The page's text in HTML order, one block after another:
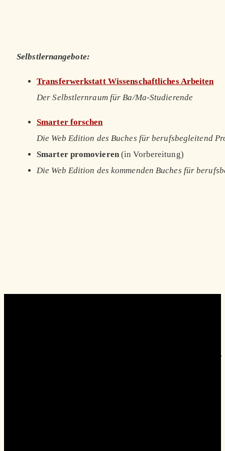
Selbstlernangebote:
Transferwerkstatt Wissenschaftliches Arbeiten
Der Selbstlernraum für Ba/Ma-Studierende
Smarter forschen
Die Web Edition des Buches für berufsbegleitend
Smarter promovieren(in Vorbereitung)
Die Web Edition des kommenden Buches für